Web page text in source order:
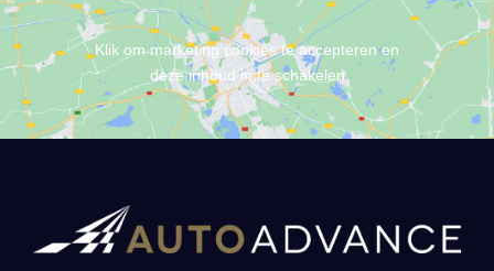
Klik om marketing cookies te accepteren en
deze inhoud in te schakelen